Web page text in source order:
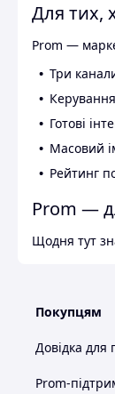
Для тих,
Prom —
Три
Готові
Масовий
Рейтинг
Prom —
Щодня тут
Покупцям
Довідка для
Prom-